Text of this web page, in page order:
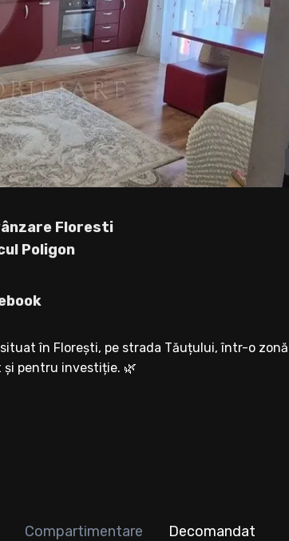
Floresti
Poligon
în Florești, pe strada Tăuțului, într-o
pentru investiție. 🌿
zilei
Compartimentare Decomandat